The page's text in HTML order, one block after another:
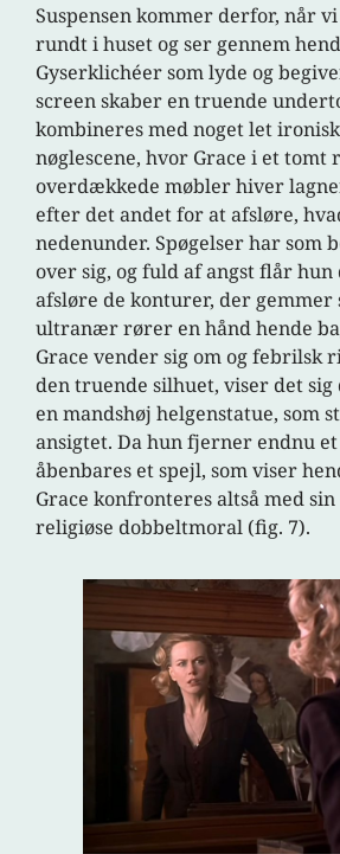
Suspensen kommer derfor, når
rundt i huset og ser gennem
Gyserklichéer som lyde og
screen skaber en truende
kombineres med noget let
nøglescene, hvor Grace i et
overdækkede møbler hiver
efter det andet for at afsløre,
nedenunder. Spøgelser har som
over sig, og fuld af angst flår
afsløre de konturer, der gemmer
ultranær rører en hånd hende
Grace vender sig om og febrilsk
den truende silhuet, viser det sig
en mandshøj helgenstatue, som
ansigtet. Da hun fjerner endnu et
åbenbares et spejl, som viser
Grace konfronteres altså med sin
religiøse dobbeltmoral (fig. 7).